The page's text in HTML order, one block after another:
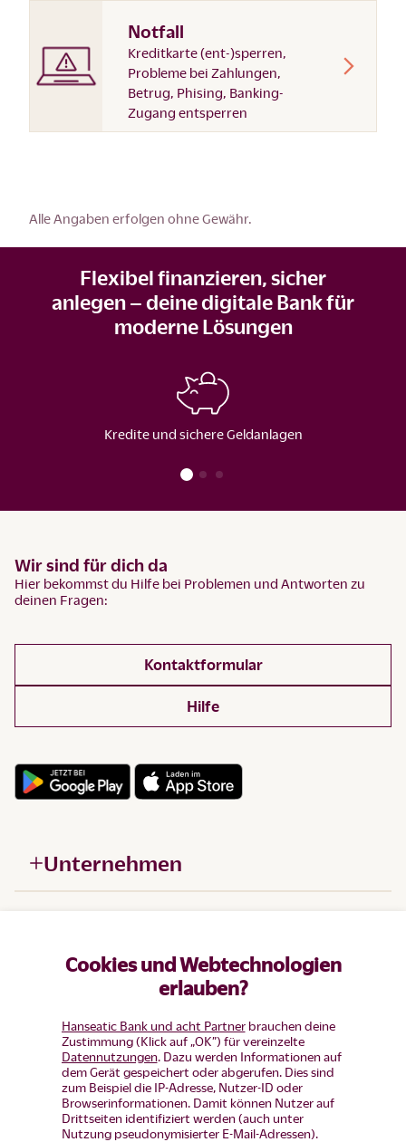
Cookies und Webtechnologien
erlauben?
Hanseatic Bank und acht Partnerbrauchen deine
Zustimmung (Klick auf „OK”) für vereinzelte
Datennutzungen. Dazu werden Informationen auf
dem Gerät gespeichert oder abgerufen. Dies sind
zum Beispiel die IP-Adresse, Nutzer-ID oder
Browserinformationen. Damit können Nutzer auf
Drittseiten identifiziert werden (auch unter
Nutzung pseudonymisierter E-Mail-Adressen).
Notfall
Kreditkarte (ent-)sperren,
Probleme bei Zahlungen,
Betrug, Phising, Banking-
Zugang entsperren
Alle Angaben erfolgen ohne Gewähr.
Flexibel finanzieren, sicher
anlegen – deine digitale Bank für
moderne Lösungen
Kredite und sichere Geldanlagen
Wir sind für dich da
Hier bekommst du Hilfe bei Problemen und Antworten zu
deinen Fragen:
Kontaktformular
Hilfe
Unternehmen
Produkte